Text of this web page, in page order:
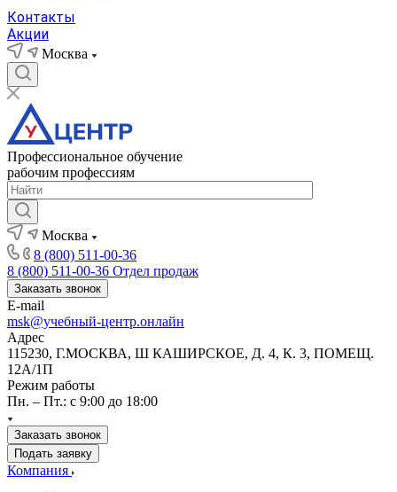
Контакты
Акции
Москва
Профессиональное обучение
рабочим профессиям
Москва
8 (800) 511-00-36
8 (800) 511-00-36 Отдел продаж
Заказать звонок
E-mail
msk@учебный-центр.онлайн
Адрес
115230, Г.МОСКВА, Ш КАШИРСКОЕ, Д. 4, К. 3, ПОМЕЩ.
12А/1П
Режим работы
Пн. – Пт.: с 9:00 до 18:00
Заказать звонок
Подать заявку
Компания